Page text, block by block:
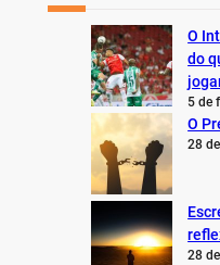
O
do
5 de
O
28
28